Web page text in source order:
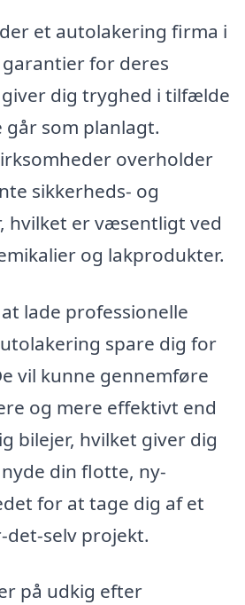
et autolakering firma i
for deres
dig tryghed i tilfælde
går som planlagt.
overholder
sikkerheds- og
hvilket er væsentligt ved
og lakprodukter.
lade professionelle
spare dig for
vil kunne gennemføre
og mere effektivt end
bilejer, hvilket giver dig
din flotte, ny-
for at tage dig af et
selv projekt.
på udkig efter